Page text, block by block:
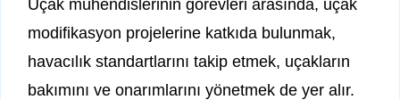
Uçak mühendislerinin görevleri arasında, uçak
modifikasyon projelerine katkıda bulunmak,
havacılık standartlarını takip etmek, uçakların
bakımını ve onarımlarını yönetmek de yer alır.